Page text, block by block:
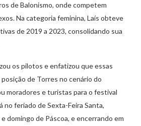
de Balonismo, onde competem
Na categoria feminina, Laís obteve
de 2019 a 2023, consolidando sua
os pilotos e enfatizou que essas
de Torres no cenário do
moradores e turistas para o festival
no feriado de Sexta-Feira Santa,
domingo de Páscoa, e encerrando em